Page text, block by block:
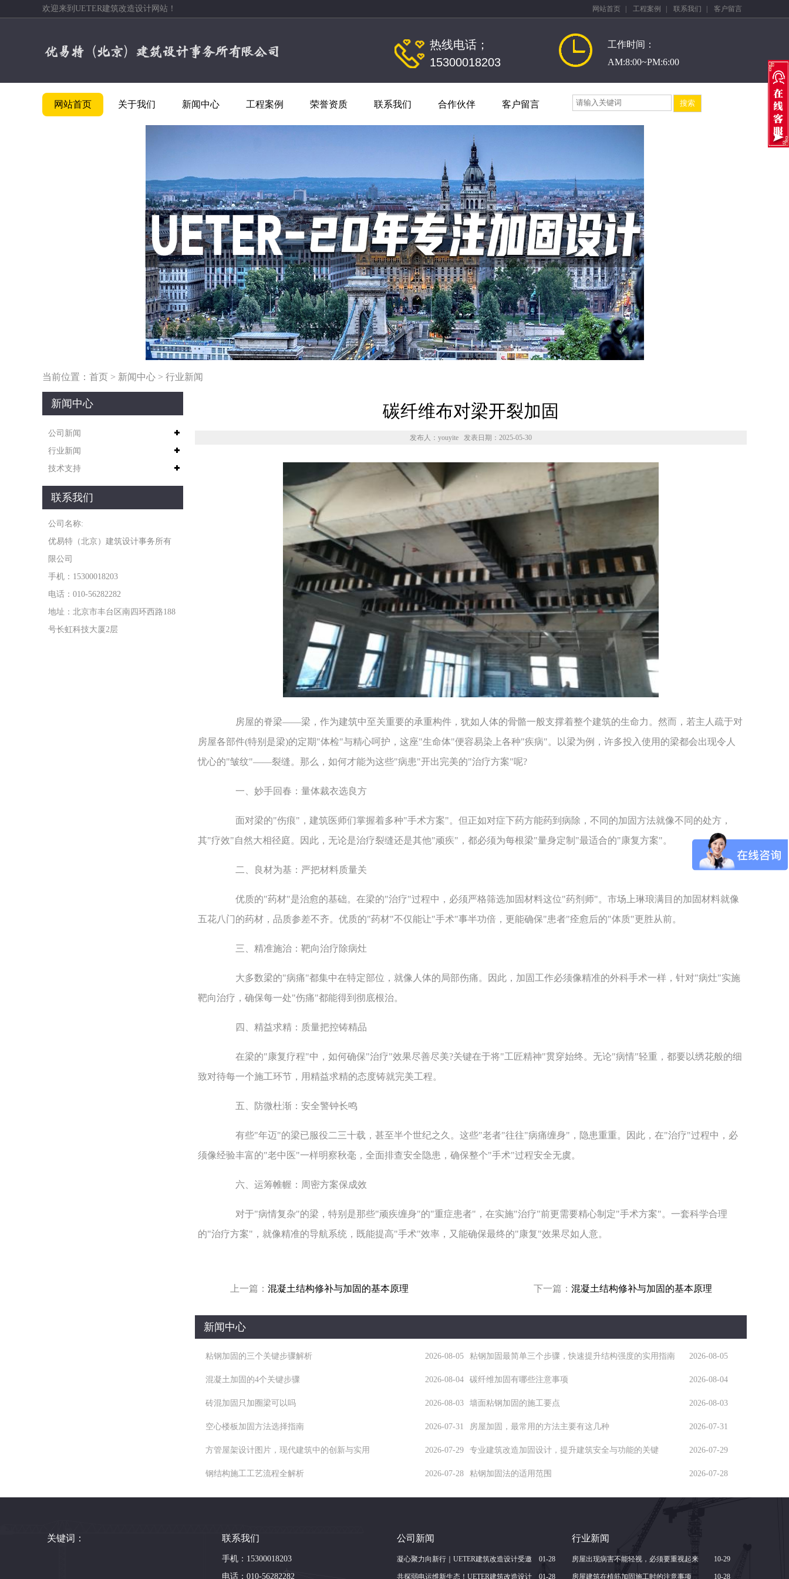
欢迎来到UETER建筑改造设计网站！ 网站首页 工程案例 联系我们 客户留言
热线电话；
15300018203
工作时间：
AM:8:00~PM:6:00
网站首页 关于我们 新闻中心 工程案例 荣誉资质 联系我们 合作伙伴 客户留言
当前位置： 首页 > 新闻中心 > 行业新闻
新闻中心
公司新闻
行业新闻
技术支持
联系我们
公司名称:
优易特（北京）建筑设计事务所有
限公司
手机：15300018203
电话：010-56282282
地址：北京市丰台区南四环西路188
号长虹科技大厦2层
碳纤维布对梁开裂加固
发布人：youyite 发表日期：2025-05-30
房屋的脊梁——梁，作为建筑中至关重要的承重构件，犹如人体的骨骼一般支撑着整个建筑的生命力。然而，若主人疏于对
房屋各部件(特别是梁)的定期"体检"与精心呵护，这座"生命体"便容易染上各种"疾病"。以梁为例，许多投入使用的梁都会出现令人
忧心的"皱纹"——裂缝。那么，如何才能为这些"病患"开出完美的"治疗方案"呢?
一、妙手回春：量体裁衣选良方
面对梁的"伤痕"，建筑医师们掌握着多种"手术方案"。但正如对症下药方能药到病除，不同的加固方法就像不同的处方，
其"疗效"自然大相径庭。因此，无论是治疗裂缝还是其他"顽疾"，都必须为每根梁"量身定制"最适合的"康复方案"。
二、良材为基：严把材料质量关
优质的"药材"是治愈的基础。在梁的"治疗"过程中，必须严格筛选加固材料这位"药剂师"。市场上琳琅满目的加固材料就像
五花八门的药材，品质参差不齐。优质的"药材"不仅能让"手术"事半功倍，更能确保"患者"痊愈后的"体质"更胜从前。
三、精准施治：靶向治疗除病灶
大多数梁的"病痛"都集中在特定部位，就像人体的局部伤痛。因此，加固工作必须像精准的外科手术一样，针对"病灶"实施
靶向治疗，确保每一处"伤痛"都能得到彻底根治。
四、精益求精：质量把控铸精品
在梁的"康复疗程"中，如何确保"治疗"效果尽善尽美?关键在于将"工匠精神"贯穿始终。无论"病情"轻重，都要以绣花般的细
致对待每一个施工环节，用精益求精的态度铸就完美工程。
五、防微杜渐：安全警钟长鸣
有些"年迈"的梁已服役二三十载，甚至半个世纪之久。这些"老者"往往"病痛缠身"，隐患重重。因此，在"治疗"过程中，必
须像经验丰富的"老中医"一样明察秋毫，全面排查安全隐患，确保整个"手术"过程安全无虞。
六、运筹帷幄：周密方案保成效
对于"病情复杂"的梁，特别是那些"顽疾缠身"的"重症患者"，在实施"治疗"前更需要精心制定"手术方案"。一套科学合理
的"治疗方案"，就像精准的导航系统，既能提高"手术"效率，又能确保最终的"康复"效果尽如人意。
上一篇： 混凝土结构修补与加固的基本原理 下一篇： 混凝土结构修补与加固的基本原理
新闻中心
2026-08-05
粘钢加固的三个关键步骤解析 2026-08-05
粘钢加固最简单三个步骤，快速提升结构强度的实用指南
2026-08-04
混凝土加固的4个关键步骤 2026-08-04
碳纤维加固有哪些注意事项
2026-08-03
砖混加固只加圈梁可以吗 2026-08-03
墙面粘钢加固的施工要点
2026-07-31
空心楼板加固方法选择指南 2026-07-31
房屋加固，最常用的方法主要有这几种
2026-07-29
方管屋架设计图片，现代建筑中的创新与实用 2026-07-29
专业建筑改造加固设计，提升建筑安全与功能的关键
2026-07-28
钢结构施工工艺流程全解析 2026-07-28
粘钢加固法的适用范围
关键词： 联系我们
手机：15300018203
电话：010-56282282
公司新闻
01-28
凝心聚力向新行｜UETER建筑改造设计受邀
出席BRAC新春茶话会与大咖论道，共探改造加固
01-28
共探弱电运维新生态！UETER建筑改造设计
行业新闻
10-29
房屋出现病害不能轻视，必须要重视起来
10-28
房屋建筑在植筋加固施工时的注意事项